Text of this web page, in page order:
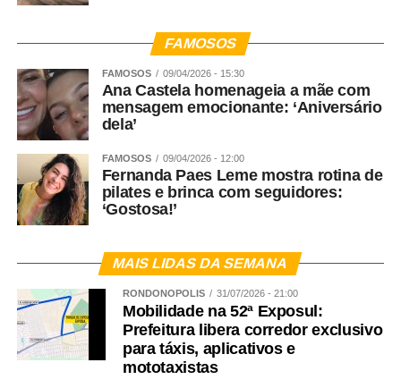
FAMOSOS
FAMOSOS 09/04/2026 - 15:30
Ana Castela homenageia a mãe com
mensagem emocionante: ‘Aniversário
dela’
FAMOSOS 09/04/2026 - 12:00
Fernanda Paes Leme mostra rotina de
pilates e brinca com seguidores:
‘Gostosa!’
MAIS LIDAS DA SEMANA
RONDONÓPOLIS 31/07/2026 - 21:00
Mobilidade na 52ª Exposul:
Prefeitura libera corredor exclusivo
para táxis, aplicativos e
mototaxistas